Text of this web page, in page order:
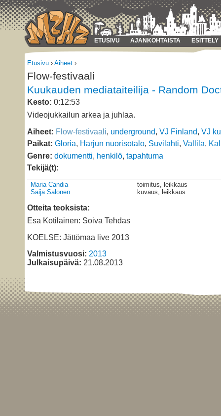
ETUSIVU AJANKOHTAISTA ESITTELY
Etusivu › Aiheet ›
Flow-festivaali
Kuukauden mediataiteilija - Random
Kesto: 0:12:53
Videojukkailun arkea ja juhlaa.
Aiheet: Flow-festivaali, underground, VJ Finland, VJ
Paikat: Gloria, Harjun nuorisotalo, Suvilahti, Vallila,
Genre: dokumentti, henkilö, tapahtuma
Tekijä(t):
Maria Candia
Saija Salonen
toimitus, leikkaus
kuvaus, leikkaus
Otteita teoksista:
Esa Kotilainen: Soiva Tehdas
KOELSE: Jättömaa live 2013
Valmistusvuosi: 2013
Julkaisupäivä: 21.08.2013